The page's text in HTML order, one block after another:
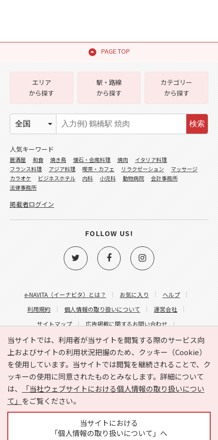
PAGE TOP
当サイトでは、利用者が当サイトを閲覧する際のサービス向
上およびサイトの利用状況把握のため、クッキー（Cookie）
を使用しています。当サイトでは閲覧を継続されることで、ク
ッキーの使用に同意されたものとみなします。詳細について
は、
「当社ウェブサイトにおける個人情報の取り扱いについ
て」 をご覧ください。
当サイトにおける
「個人情報の取り扱いについて」へ
e-NAVITA（イーナビタ）とは？ お気に入り
ヘルプ
利用規約
個人情報の取り扱いについて
運営会社
サイトマップ
広告掲載に関するお問い合わせ
サイトの内容に関するお問い合わせ
エリア
から探す
駅・路線
から探す
カテゴリー
から探す
検索
人気キーワード
居酒屋 和食 焼き鳥 懐石・会席料理 焼肉
イタリア料理
フランス料理
アジア料理 喫茶・カフェ リラクゼーション
マッサージ
カラオケ
ビジネスホテル 内科 小児科 動物病院
会計事務所
法律事務所
掲載者ログイン
FOLLOW US!
Copyright © HYOJITO.Co.,Ltd. All Rights Reserved.